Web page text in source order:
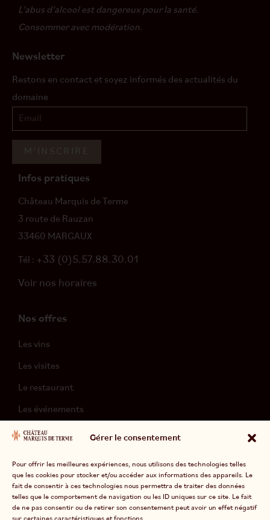
Gérer le consentement
Pour offrir les meilleures expériences, nous utilisons des technologies telles
que les cookies pour stocker et/ou accéder aux informations des appareils. Le
fait de consentir à ces technologies nous permettra de traiter des données
telles que le comportement de navigation ou les ID uniques sur ce site. Le fait
de ne pas consentir ou de retirer son consentement peut avoir un effet négatif
L’abus d’alcool est dangereux pour la santé.
Consommer avec modération.
Newsletter
Restons en contact et soyez informés des actualités du
domaine
M’INSCRIRE
Infos pratiques
Château Marquis de Terme
3 route de Rauzan
33460 MARGAUX
Tél : +33 (0)5.57.88.30.01
Voir nos horaires
Nos offres
Les vins
Les visites
Le restaurant
Les événements
L’hébergement
© 2026 Marquis de Terme –Divinemenciel